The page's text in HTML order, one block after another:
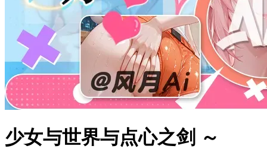
少女与世界与点心之剑 ～